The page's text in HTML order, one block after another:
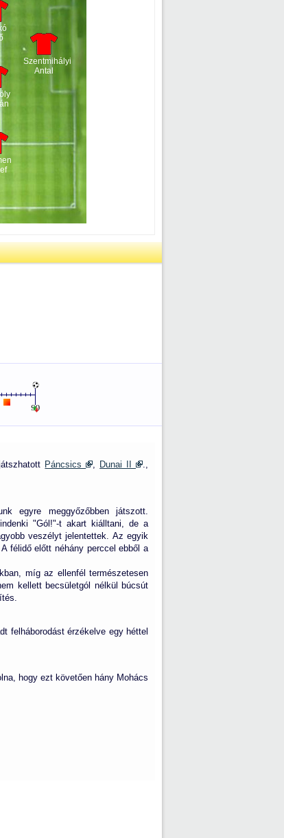
Szentmihályi
Antal
Páncsics , Dunai II
.,
egyre meggyőzőbben játszott.
"Gól!"-t akart kiálltani, de a
veszélyt jelentettek. Az egyik
félidő előtt néhány perccel ebből a
míg az ellenfél természetesen
kellett becsületgól nélkül búcsút
felháborodást érzékelve egy héttel
hogy ezt követően hány Mohács